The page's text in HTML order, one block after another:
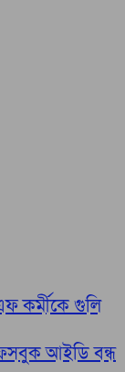
কর্মীকে গুলি
ফেসবুক আইডি বন্ধ